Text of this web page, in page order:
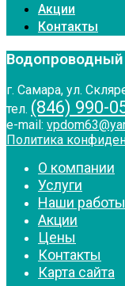
Акции
Контакты
г. Самара, ул.
тел. (846) 990-
e-mail:
Политика
О компании
Услуги
Наши работы
Акции
Цены
Контакты
Карта сайта